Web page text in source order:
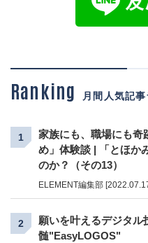
Ranking 月間人気記
1
家族にも、職場にも奇
め」体験談 | 「とほか
のか？（その13）
ELEMENT編集部
2
願いを叶えるデジタル
髄"EasyLOGOS"